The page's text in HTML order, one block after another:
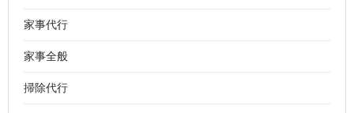
家事代行
家事全般
掃除代行